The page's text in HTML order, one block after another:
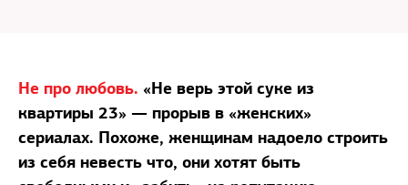
Не про любовь. «Не верь этой суке из
квартиры 23» — прорыв в «женских»
сериалах. Похоже, женщинам надоело строить
из себя невесть что, они хотят быть